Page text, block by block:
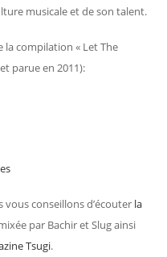
musicale et de son talent.
la compilation « Let The
parue en 2011):
vous conseillons d’écouter la
par Bachir et Slug ainsi
Tsugi.